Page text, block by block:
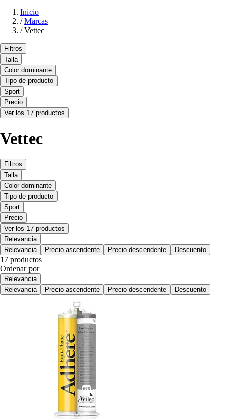
Inicio
/ Marcas
/ Vettec
Filtros
Talla
Color dominante
Tipo de producto
Sport
Precio
Ver los 17 productos
Vettec
Filtros
Talla
Color dominante
Tipo de producto
Sport
Precio
Ver los 17 productos
Relevancia
Relevancia
Precio ascendente Precio descendente Descuento
17 productos
Ordenar por
Relevancia
Relevancia
Precio ascendente Precio descendente Descuento